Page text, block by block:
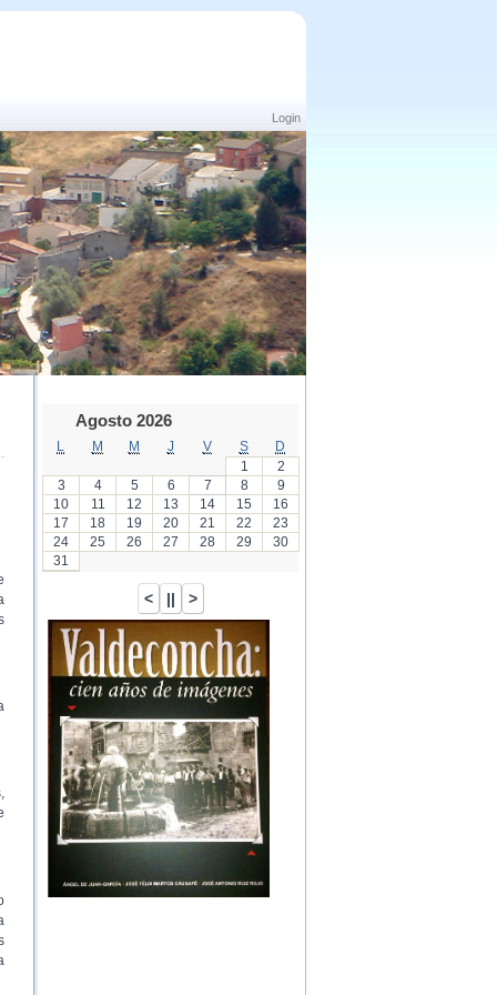
Login
Agosto 2026
M M J V S
D
1
2
3
4 5 6 7 8
9
10
11 12 13 14 15
16
17
18 19 20 21 22
23
24
25 26 27 28 29
30
31